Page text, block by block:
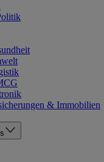
& Immobilien